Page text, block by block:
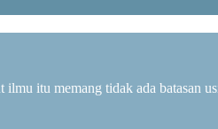
itu memang tidak ada batasan